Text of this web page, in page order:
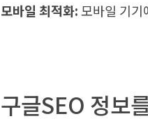
모바일 최적화:모바일 기기
구글SEO 정보